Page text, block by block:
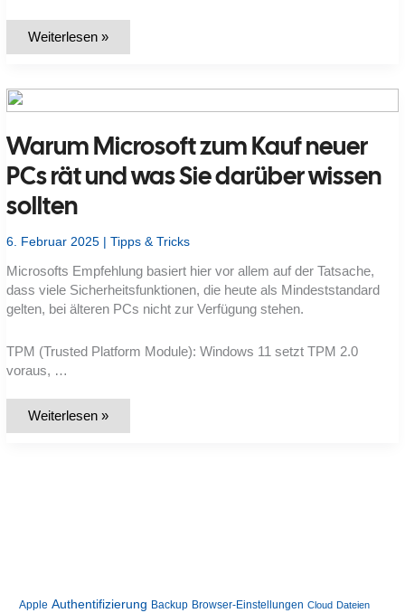
Was
zwischen
und
RAM?
Weiterlesen »
Warum Microsoft zum Kauf neuer
PCs rät und was Sie darüber wissen
sollten
6. Februar 2025 |Tipps & Tricks
Microsofts Empfehlung basiert hier vor allem auf der Tatsache,
dass viele Sicherheitsfunktionen, die heute als Mindeststandard
gelten, bei älteren PCs nicht zur Verfügung stehen.
TPM (Trusted Platform Module): Windows 11 setzt TPM 2.0
voraus, …
Warum
Weiterlesen »
Apple Authentifizierung Backup Browser-Einstellungen Cloud Dateien